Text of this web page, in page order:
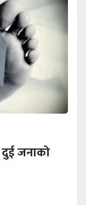
दुई जनाको